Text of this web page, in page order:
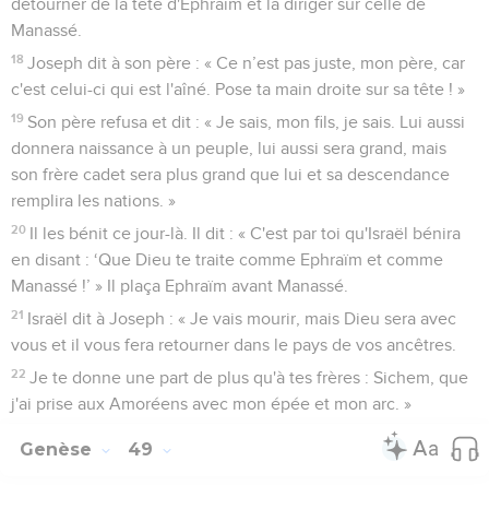
détourner de la tête d'Ephraïm et la diriger sur celle de
Manassé.
18 Joseph dit à son père : « Ce n’est pas juste, mon père, car
c'est celui-ci qui est l'aîné. Pose ta main droite sur sa tête ! »
19 Son père refusa et dit : « Je sais, mon fils, je sais. Lui aussi
donnera naissance à un peuple, lui aussi sera grand, mais
son frère cadet sera plus grand que lui et sa descendance
remplira les nations. »
20 Il les bénit ce jour-là. Il dit : « C'est par toi qu'Israël bénira
en disant : ‘Que Dieu te traite comme Ephraïm et comme
Manassé !’ » Il plaça Ephraïm avant Manassé.
21 Israël dit à Joseph : « Je vais mourir, mais Dieu sera avec
vous et il vous fera retourner dans le pays de vos ancêtres.
22 Je te donne une part de plus qu'à tes frères : Sichem, que
j'ai prise aux Amoréens avec mon épée et mon arc. »
Genèse 49